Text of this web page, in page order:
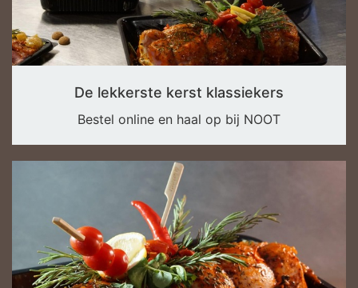
De lekkerste kerst klassiekers
Bestel online en haal op bij NOOT